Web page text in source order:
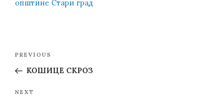
општине Стари град
Previous
Post
PREVIOUS
КОШИЦЕ СКРОЗ
Next
NEXT